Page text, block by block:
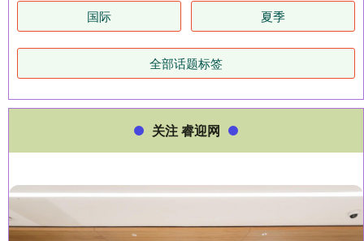
国际 夏季
全部话题标签
关注 睿迎网